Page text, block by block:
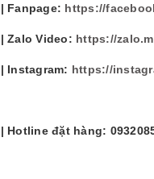
| Fanpage: https://
| Zalo Video: https://
| Instagram: https://
| Hotline đặt hàng: